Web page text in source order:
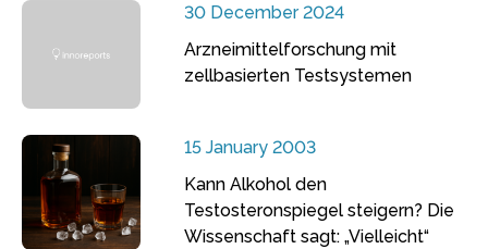
30 December 2024
Arzneimittelforschung mit
zellbasierten Testsystemen
15 January 2003
Kann Alkohol den
Testosteronspiegel steigern? Die
Wissenschaft sagt: „Vielleicht“